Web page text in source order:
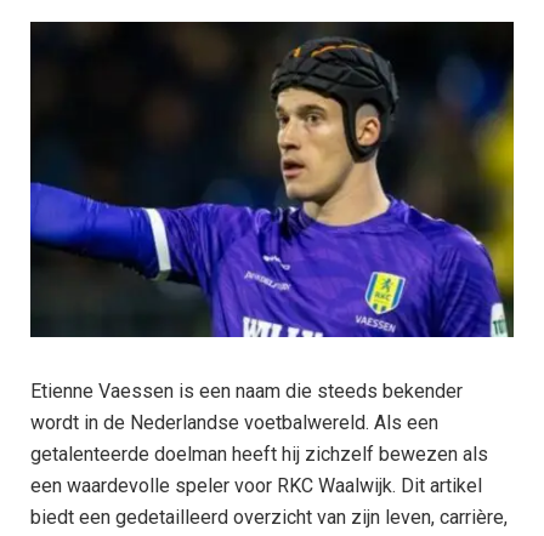
Etienne Vaessen is een naam die steeds bekender
wordt in de Nederlandse voetbalwereld. Als een
getalenteerde doelman heeft hij zichzelf bewezen als
een waardevolle speler voor RKC Waalwijk. Dit artikel
biedt een gedetailleerd overzicht van zijn leven, carrière,